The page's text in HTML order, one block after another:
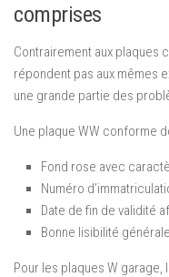
comprises
Contrairement aux plaques
répondent pas aux mêmes
une grande partie des
Une plaque WW conforme
Fond rose avec
Numéro
Date de fin de validité
Bonne lisibilité générale
Pour les plaques W